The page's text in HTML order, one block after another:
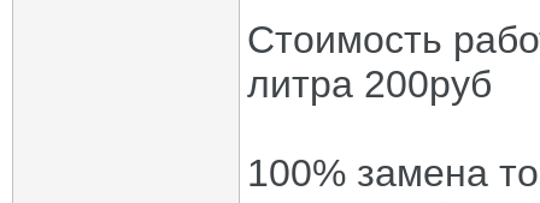
Стоимость
литра 200руб
100% замена